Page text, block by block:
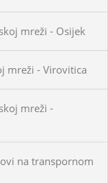
mreži - Osijek
mreži - Virovitica
mreži -
na transpornom